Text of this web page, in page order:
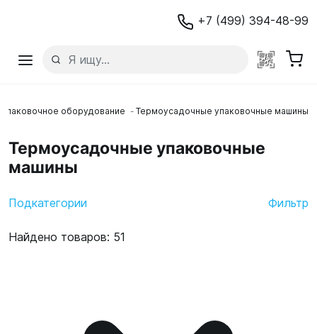
+7 (499) 394-48-99
оборудование Термоусадочные упаковочные машины
Термоусадочные упаковочные
машины
Подкатегории Фильтр
Найдено товаров: 51